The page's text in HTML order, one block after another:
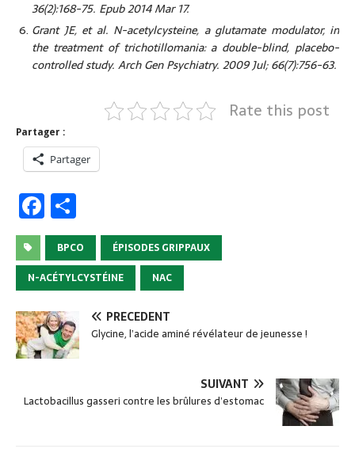
36(2):168-75. Epub 2014 Mar 17.
Grant JE, et al. N-acetylcysteine, a glutamate modulator, in
the treatment of trichotillomania: a double-blind, placebo-
controlled study. Arch Gen Psychiatry. 2009 Jul; 66(7):756-63.
Rate this post
Partager :
Partager
F
a
c
e
b
o
o
ar
ta
g
er
BPCO
ÉPISODES GRIPPAUX
N-ACÉTYLCYSTÉINE
NAC
PRÉCÉDENT
Glycine, l’acide aminé révélateur de jeunesse !
SUIVANT
Lactobacillus gasseri contre les brûlures d’estomac